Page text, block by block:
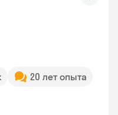
20 лет опыта